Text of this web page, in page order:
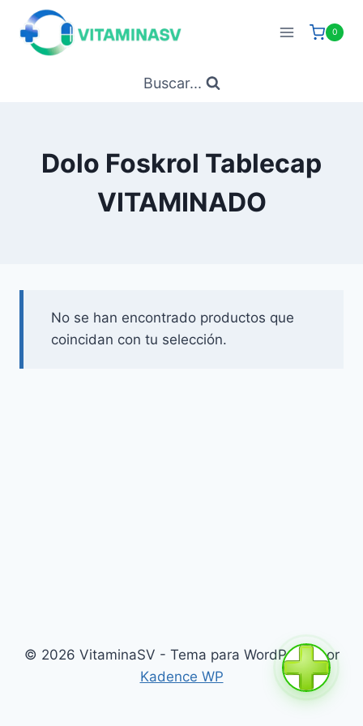
Saltar
contenido
0
Buscar...
Dolo Foskrol Tablecap
VITAMINADO
No se han encontrado productos que
coincidan con tu selección.
© 2026 VitaminaSV - Tema para WordPress por
Kadence WP